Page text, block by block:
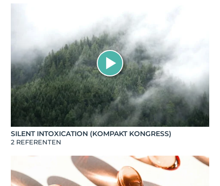
SILENT INTOXICATION (KOMPAKT KONGRESS)
2 REFERENTEN